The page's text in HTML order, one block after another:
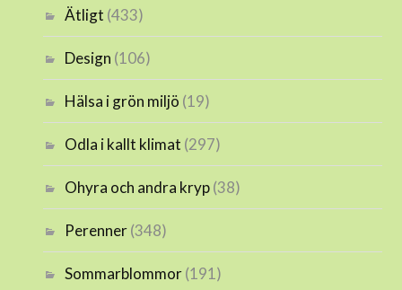
Ätligt (433)
Design (106)
Hälsa i grön miljö (19)
Odla i kallt klimat (297)
Ohyra och andra kryp(38)
Perenner(348)
Sommarblommor(191)